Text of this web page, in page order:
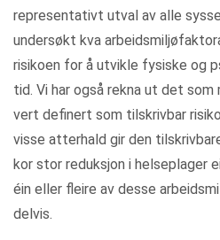
representativt utval av alle
undersøkt kva
risikoen for å utvikle fysiske og
tid. Vi har også rekna ut det
vert definert som tilskrivbar
visse atterhald gir den
kor stor reduksjon i helseplager
éin eller fleire av desse
delvis.